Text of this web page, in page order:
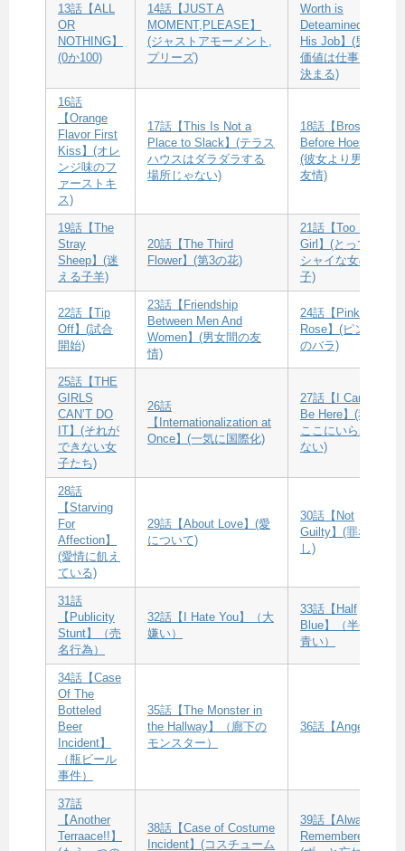
13話【ALL
OR
NOTHING】
(0か100)
14話【JUST A
MOMENT,PLEASE】
(ジャストアモーメント,
プリーズ)
Worth is
Deteamined By
His Job】(男の
価値は仕事で
決まる)
16話
【Orange
Flavor First
Kiss】(オレ
ンジ味のフ
ァーストキ
ス)
17話【This Is Not a
Place to Slack】(テラス
ハウスはダラダラする
場所じゃない)
18話【Bros
Before Hoes】
(彼女より男の
友情)
19話【The
Stray
Sheep】(迷
える子羊)
20話【The Third
Flower】(第3の花)
21話【Too Shy
Girl】(とっても
シャイな女の
子)
22話【Tip
Off】(試合
開始)
23話【Friendship
Between Men And
Women】(男女間の友
情)
24話【Pink
Rose】(ピンク
のバラ)
25話【THE
GIRLS
CAN’T DO
IT】(それが
できない女
子たち)
26話
【Internationalization at
Once】(一気に国際化)
27話【I Can”t
Be Here】(私は
ここにいられ
ない)
28話
【Starving
For
Affection】
(愛情に飢え
ている)
29話【About Love】(愛
について)
30話【Not
Guilty】(罪な
し)
31話
【Publicity
Stunt】（売
名行為）
32話【I Hate You】（大
嫌い）
33話【Half
Blue】（半分
青い）
34話【Case
Of The
Botteled
Beer
Incident】
（瓶ビール
事件）
35話【The Monster in
the Hallway】（廊下の
モンスター）
36話【Angel】
37話
【Another
Terraace!!】
38話【Case of Costume
Incident】(コスチューム
39話【Always
Remembered】